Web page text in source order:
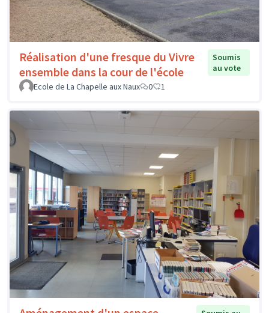
Réalisation d'une fresque du Vivre
ensemble dans la cour de l'école
Soumis
au vote
Ecole de La Chapelle aux Naux
0 1